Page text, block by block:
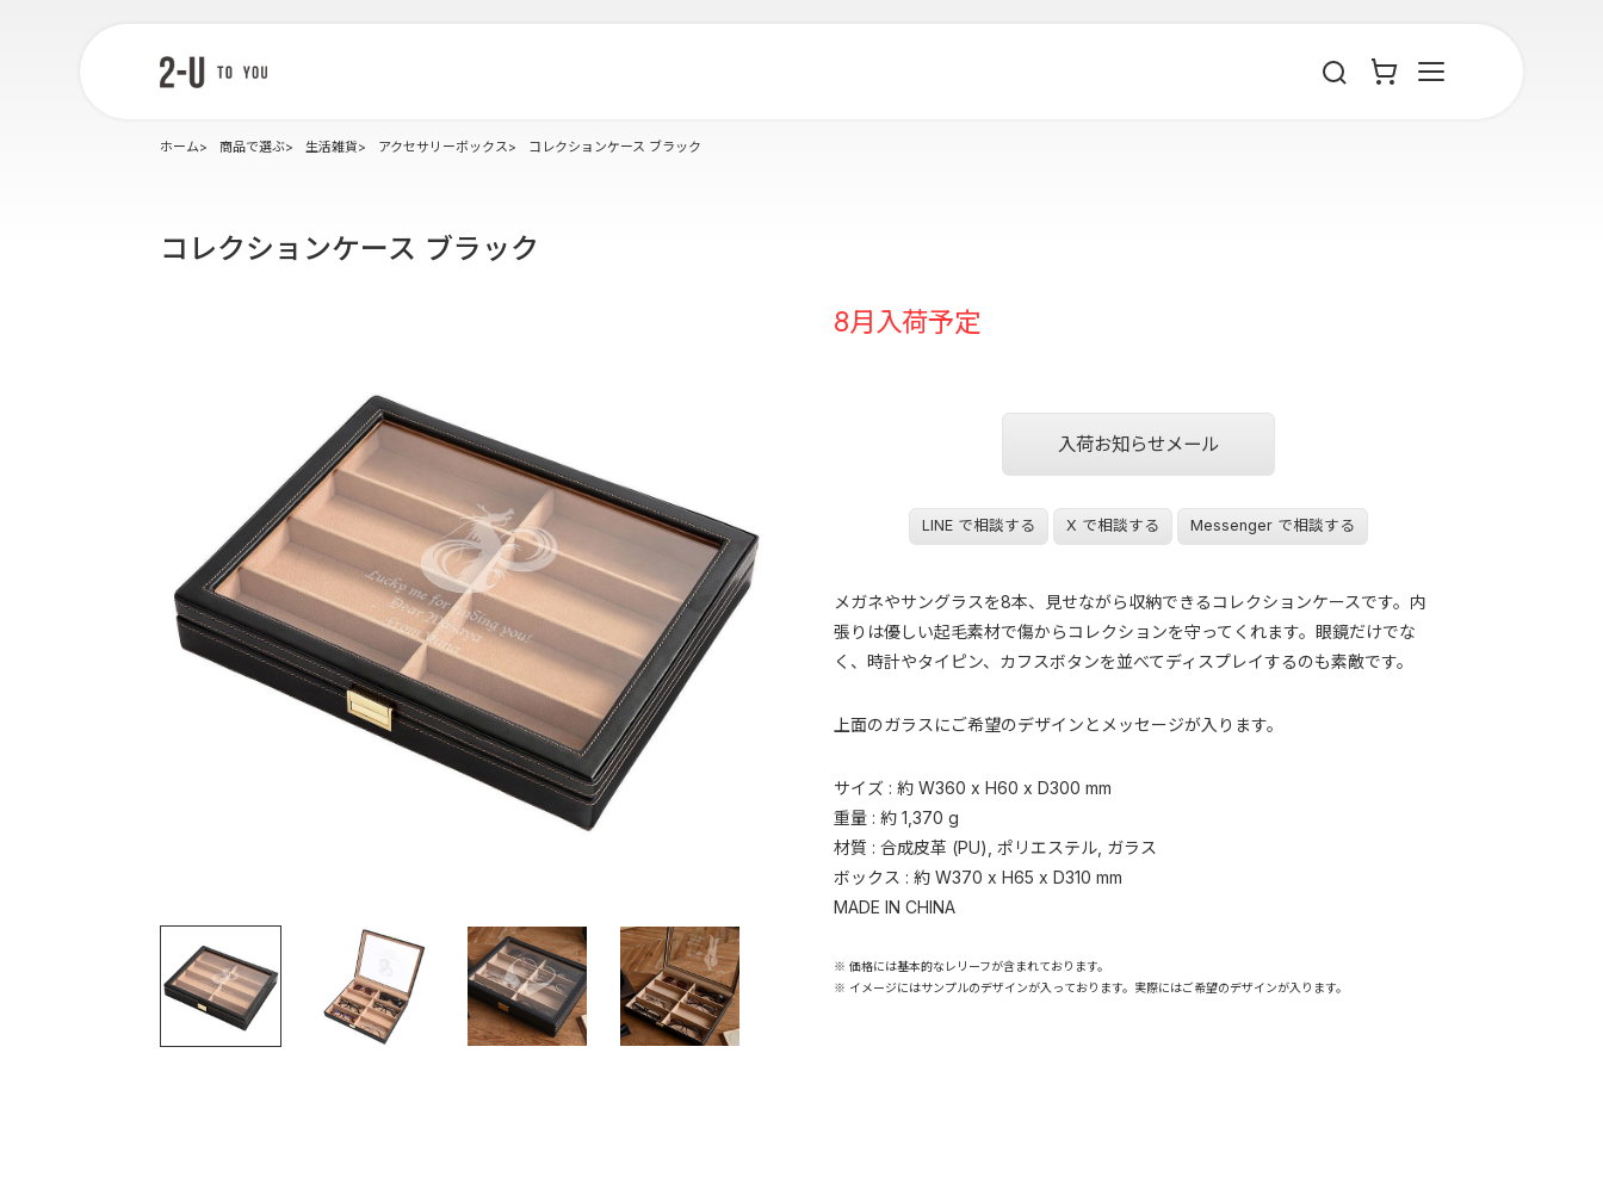
ホーム 商品で選ぶ 生活雑貨 アクセサリーボックス コレクションケース ブラック
コレクションケース ブラック
8月入荷予定
入荷お知らせメール
LINE で相談する X で相談する Messenger で相談する
メガネやサングラスを8本、見せながら収納できるコレクションケースです。内
張りは優しい起毛素材で傷からコレクションを守ってくれます。眼鏡だけでな
く、時計やタイピン、カフスボタンを並べてディスプレイするのも素敵です。
上面のガラスにご希望のデザインとメッセージが入ります。
サイズ : 約 W360 x H60 x D300 mm
重量 : 約 1,370 g
材質 : 合成皮革 (PU), ポリエステル, ガラス
ボックス : 約 W370 x H65 x D310 mm
MADE IN CHINA
※ 価格には基本的なレリーフが含まれております。
※ イメージにはサンプルのデザインが入っております。実際にはご希望のデザインが入ります。